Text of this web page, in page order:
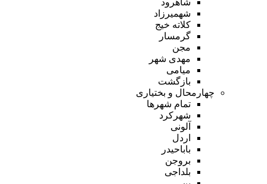
شهمیرزاد
کلاته خیج
گرمسار
مجن
مهدی شهر
میامی
بازگشت
چهارمحال و بختیاری
تمام شهر‌ها
شهرکرد
آلونی
اردل
باباحیدر
بروجن
بلداجی